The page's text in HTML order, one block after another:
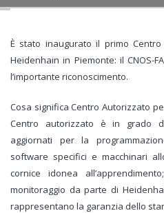
È stato inaugurato il primo
Heidenhain in Piemonte: il CNOS-
l’importante riconoscimento.
Cosa significa Centro Autorizzato
Centro autorizzato è in grado
aggiornati per la
software specifici e macchinari
cornice idonea
monitoraggio da parte di
rappresentano la garanzia dello